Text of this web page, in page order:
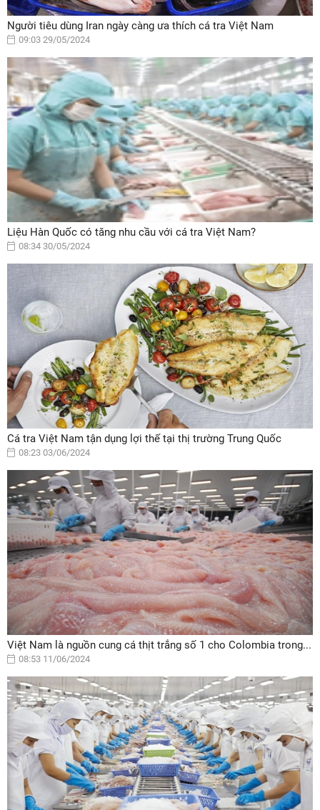
Người tiêu dùng Iran ngày càng ưa thích cá tra Việt Nam
09:03 29/05/2024
Liệu Hàn Quốc có tăng nhu cầu với cá tra Việt Nam?
08:34 30/05/2024
Cá tra Việt Nam tận dụng lợi thế tại thị trường Trung Quốc
08:23 03/06/2024
Việt Nam là nguồn cung cá thịt trắng số 1 cho Colombia trong...
08:53 11/06/2024